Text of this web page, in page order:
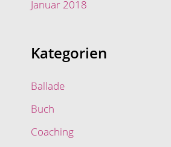
Januar 2018
Kategorien
Ballade
Buch
Coaching